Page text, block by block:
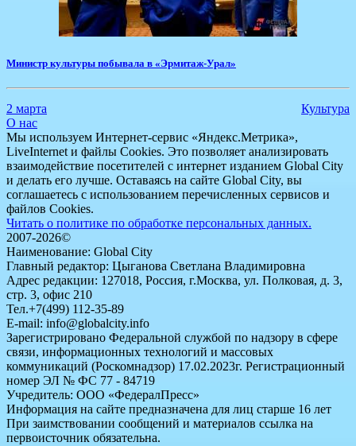
Министр культуры побывала в «Эрмитаж-Урал»
2 марта
Культура
О нас
Мы используем Интернет-сервис «Яндекс.Метрика»,
LiveInternet и файлы Cookies. Это позволяет анализировать
взаимодействие посетителей с интернет изданием Global City
и делать его лучше. Оставаясь на сайте Global City, вы
соглашаетесь с использованием перечисленных сервисов и
файлов Cookies.
Читать о политике по обработке персональных данных.
2007-2026©
Наименование: Global City
Главный редактор: Цыганова Светлана Владимировна
Адрес редакции: 127018, Россия, г.Москва, ул. Полковая, д. 3,
стр. 3, офис 210
Тел.+7(499) 112-35-89
E-mail: info@globalcity.info
Зарегистрировано Федеральной службой по надзору в сфере
связи, информационных технологий и массовых
коммуникаций (Роскомнадзор) 17.02.2023г. Регистрационный
номер ЭЛ № ФС 77 - 84719
Учредитель: ООО «ФедералПресс»
Информация на сайте предназначена для лиц старше 16 лет
При заимствовании сообщений и материалов ссылка на
первоисточник обязательна.